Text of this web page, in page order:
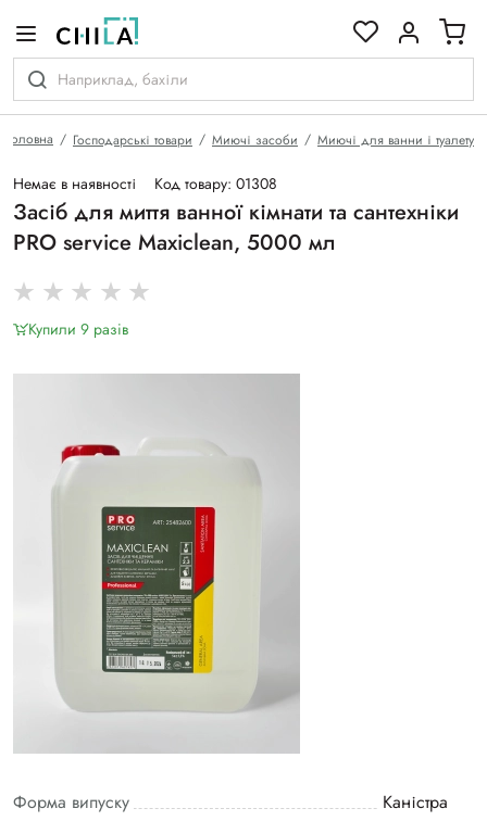
Головна Господарські товари Миючі засоби Миючі для ванни і туалету
Немає в наявності Код товару: 01308
Засіб для миття ванної кімнати та сантехніки
PRO service Maxiclean, 5000 мл
Купили 9 разiв
Форма випуску
Каністра
гамі